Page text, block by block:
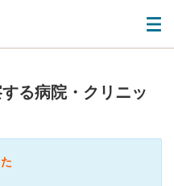
る病院・クリニッ